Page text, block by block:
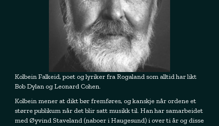
Kolbein Falkeid, poet og lyriker fra Rogaland som alltid har likt
Bob Dylan og Leonard Cohen.
Kolbein mener at dikt bør fremføres, og kanskje når ordene et
større publikum når det blir satt musikk til. Han har samarbeidet
med Øyvind Staveland (naboer i Haugesund) i over ti år og disse